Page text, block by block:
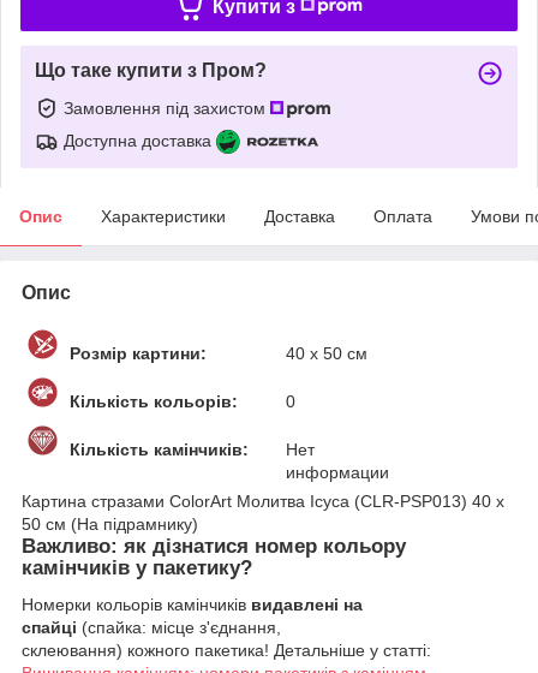
Купити з
Що таке купити з Пром?
Замовлення під захистом
Доступна доставка
Опис Характеристики Доставка Оплата Умови
Опис
Розмір картини: 40 х 50 см
Кількість кольорів: 0
Кількість камінчиків:
Нет
информации
Картина стразами ColorArt Молитва Ісуса (CLR-PSP013) 40 х
50 см (На підрамнику)
Важливо: як дізнатися номер кольору
камінчиків у пакетику?
Номерки кольорів камінчиків видавлені на
спайці (спайка: місце з'єднання,
склеювання) кожного пакетика! Детальніше у статті: